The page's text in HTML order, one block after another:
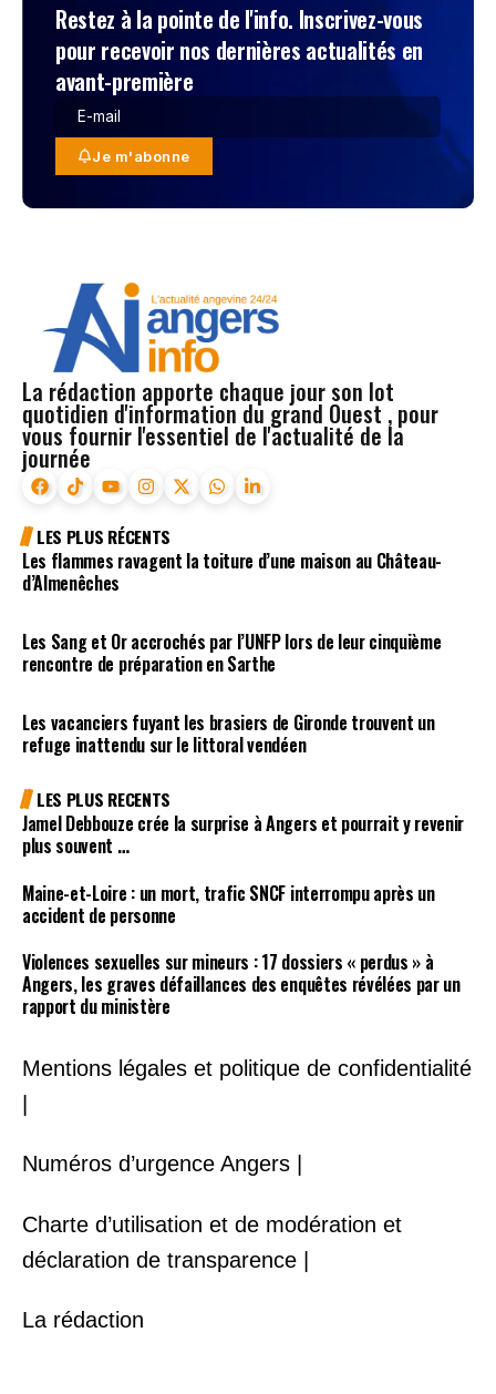
Restez à la pointe de l'info. Inscrivez-vous
pour recevoir nos dernières actualités en
avant-première
Je m'abonne
La rédaction apporte chaque jour son lot
quotidien d'information du grand Ouest , pour
vous fournir l'essentiel de l'actualité de la
journée
LES PLUS RÉCENTS
Les flammes ravagent la toiture d’une maison au Château-
d’Almenêches
Les Sang et Or accrochés par l’UNFP lors de leur cinquième
rencontre de préparation en Sarthe
Les vacanciers fuyant les brasiers de Gironde trouvent un
refuge inattendu sur le littoral vendéen
LES PLUS RECENTS
Jamel Debbouze crée la surprise à Angers et pourrait y revenir
plus souvent …
Maine-et-Loire : un mort, trafic SNCF interrompu après un
accident de personne
Violences sexuelles sur mineurs : 17 dossiers « perdus » à
Angers, les graves défaillances des enquêtes révélées par un
rapport du ministère
Mentions légales et politique de confidentialité
Numéros d’urgence Angers |
Charte d’utilisation et de modération et
déclaration de transparence |
La rédaction